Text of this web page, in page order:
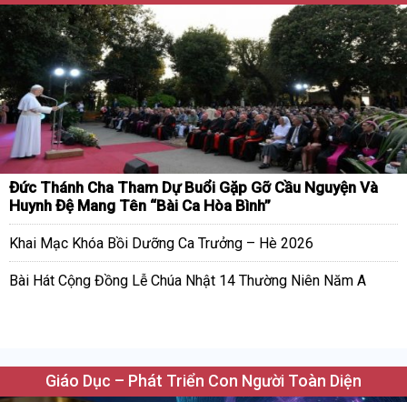
Đức Thánh Cha Tham Dự Buổi Gặp Gỡ Cầu Nguyện Và
Huynh Đệ Mang Tên “Bài Ca Hòa Bình”
Khai Mạc Khóa Bồi Dưỡng Ca Trưởng – Hè 2026
Bài Hát Cộng Đồng Lễ Chúa Nhật 14 Thường Niên Năm A
Giáo Dục – Phát Triển Con Người Toàn Diện